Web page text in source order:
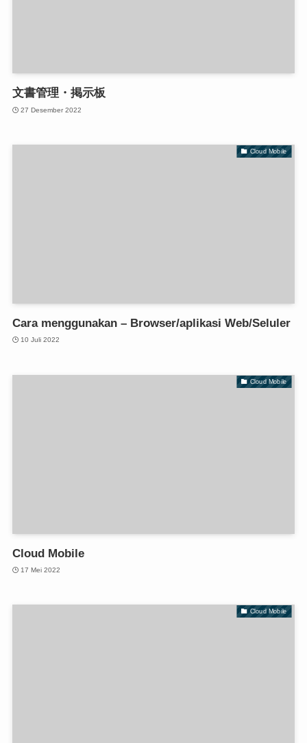
文書管理・掲示板
27 Desember 2022
Cloud Mobile
Cara menggunakan – Browser/aplikasi Web/Seluler
10 Juli 2022
Cloud Mobile
Cloud Mobile
17 Mei 2022
Cloud Mobile